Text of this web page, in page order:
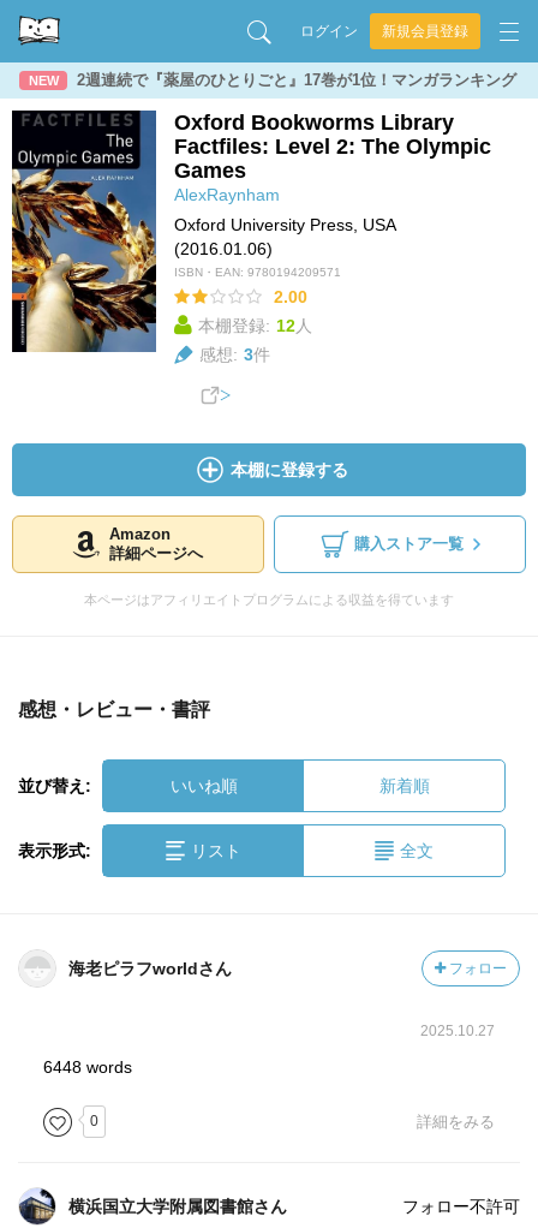
ログイン 新規会員登録
NEW 2週連続で『薬屋のひとりごと』17巻が1位！マンガランキング
Oxford Bookworms Library
Factfiles: Level 2: The Olympic
Games
AlexRaynham
Oxford University Press, USA
(2016.01.06)
ISBN・EAN: 9780194209571
2.00
本棚登録: 12人
感想: 3件
本棚に登録する
Amazon
詳細ページへ
購入ストア一覧
本ページはアフィリエイトプログラムによる収益を得ています
感想・レビュー・書評
並び替え: いいね順 新着順
表示形式: リスト 全文
海老ピラフworldさん フォロー
2025.10.27
6448 words
0 詳細をみる
横浜国立大学附属図書館さん フォロー不許可